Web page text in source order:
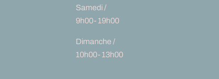
Samedi /
9h00- 19h00
Dimanche /
10h00- 13h00